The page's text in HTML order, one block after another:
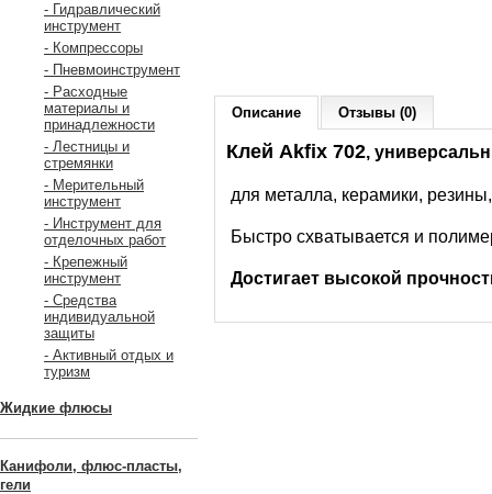
- Гидравлический
инструмент
- Компрессоры
- Пневмоинструмент
- Расходные
материалы и
принадлежности
- Лестницы и
стремянки
- Мерительный
инструмент
- Инструмент для
отделочных работ
- Крепежный
инструмент
- Средства
индивидуальной
защиты
- Активный отдых и
туризм
Жидкие флюсы
Канифоли, флюс-пласты,
гели
Описание Отзывы (0)
Клей Akfix 702,
для металла, керамики,
Быстро схватывается и
Достигает высокой